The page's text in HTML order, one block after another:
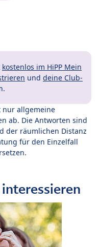
kostenlos im HiPP Mein
und deine Club-
nur allgemeine
ab. Die Antworten sind
der räumlichen Distanz
für den Einzelfall